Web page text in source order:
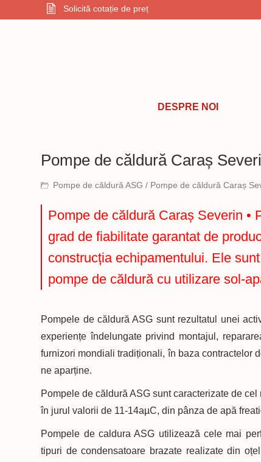
Solicită cotație de preț
DESPRE NOI
Pompe de căldură Caraș
Pompe de căldură ASG/ Pompe de căldură Caraș
Pompe de căldură Caraș Severin •
grad de fiabilitate garantat de
construcția echipamentului. Ele
pompe de căldură cu utilizare sol-
Pompele de căldură ASG sunt rezultatul unei
experiențe îndelungate privind montajul,
furnizori mondiali tradiționali, în baza contractelor
ne aparține.
Pompele de căldură ASG sunt caracterizate de
în jurul valorii de 11-14aµC, din pânza de apă
Pompele de caldura ASG utilizează cele mai
tipuri de condensatoare brazate realizate din